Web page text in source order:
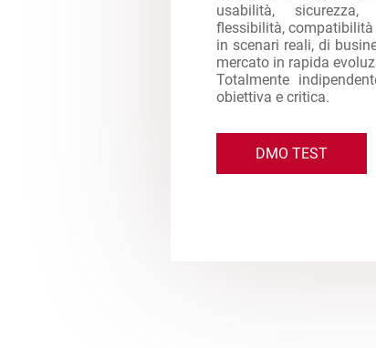
usabilità, sicurezza,
flessibilità,
in scenari reali, di
mercato in rapida
Totalmente
obiettiva e critica.
DMO TEST